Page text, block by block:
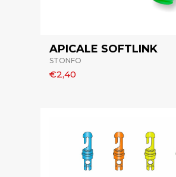
APICALE SOFTLINK
STONFO
€2,40